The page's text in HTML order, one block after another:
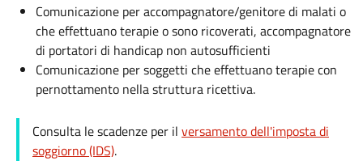
Comunicazione per accompagnatore/genitore di malati o
che effettuano terapie o sono ricoverati, accompagnatore
di portatori di handicap non autosufficienti
Comunicazione per soggetti che effettuano terapie con
pernottamento nella struttura ricettiva.
Consulta le scadenze per il versamento dell'imposta di
soggiorno (IDS).